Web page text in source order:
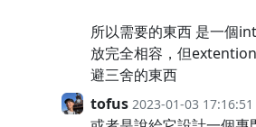
所以需要的東西 是一個
放完全相容，但
避三舍的東西
tofus 2023-01-03 17:16:51